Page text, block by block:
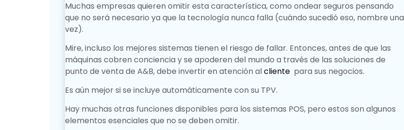
Muchas empresas quieren omitir esta característica, como ondear seguros pensando
que no será necesario ya que la tecnología nunca falla (cuándo sucedió eso, nombre una
vez).
Mire, incluso los mejores sistemas tienen el riesgo de fallar. Entonces, antes de que las
máquinas cobren conciencia y se apoderen del mundo a través de las soluciones de
punto de venta de A&B, debe invertir en atención alcliente para sus negocios.
Es aún mejor si se incluye automáticamente con su TPV.
Hay muchas otras funciones disponibles para los sistemas POS, pero estos son algunos
elementos esenciales que no se deben omitir.